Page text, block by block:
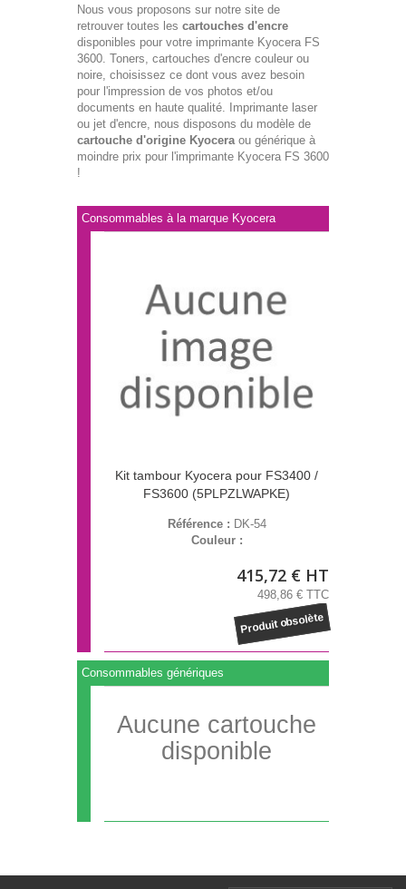
Nous vous proposons sur notre site de
retrouver toutes les cartouches d'encre
disponibles pour votre imprimante Kyocera FS
3600. Toners, cartouches d'encre couleur ou
noire, choisissez ce dont vous avez besoin
pour l'impression de vos photos et/ou
documents en haute qualité. Imprimante laser
ou jet d'encre, nous disposons du modèle de
cartouche d'origine Kyoceraou générique à
moindre prix pour l'imprimante Kyocera FS 3600
!
Consommables à la marque Kyocera
Kit tambour Kyocera pour FS3400 /
FS3600 (5PLPZLWAPKE)
Référence : DK-54
Couleur :
415,72 € HT
498,86 € TTC
Produit obsolète
Consommables génériques
Aucune cartouche
disponible